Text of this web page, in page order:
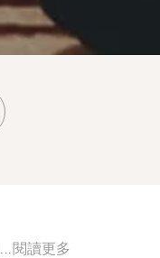
閱讀更多